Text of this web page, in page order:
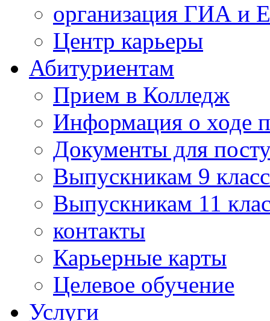
организация ГИА и
Центр карьеры
Абитуриентам
Прием в Колледж
Информация о ходе
Документы для
Выпускникам 9
Выпускникам 11
контакты
Карьерные карты
Целевое обучение
Услуги